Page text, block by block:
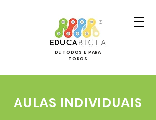
DE TODOS E PARA
TODOS
AULAS INDIVIDUAIS